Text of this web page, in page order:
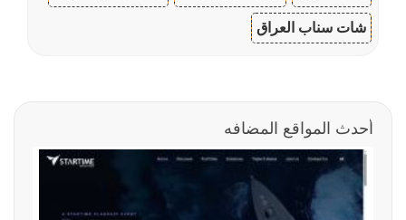
شات سناب العراق
أحدث المواقع المضافه